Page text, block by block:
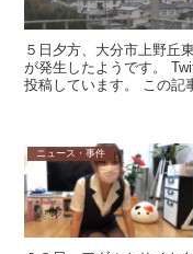
５日夕方、大分市上野丘
が発生したようです。
投稿しています。 この記
ニュース・事件